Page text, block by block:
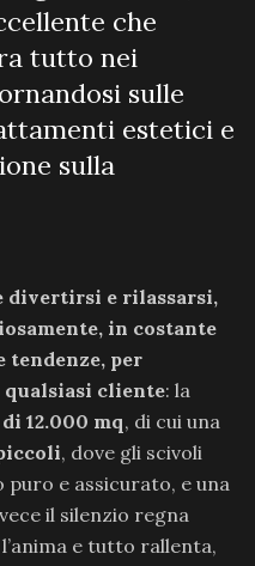
che
tutto nei
sulle
estetici e
sulla
divertirsi e rilassarsi,
in costante
tendenze, per
qualsiasi cliente: la
12.000 mq, di cui una
, dove gli scivoli
e assicurato, e una
il silenzio regna
e tutto rallenta,